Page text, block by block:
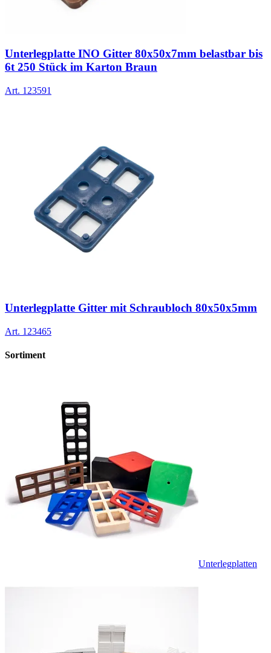
Unterlegplatte INO Gitter 80x50x7mm belastbar bis
6t 250 Stück im Karton Braun
Art. 123591
Unterlegplatte Gitter mit Schraubloch 80x50x5mm
Art. 123465
Sortiment
Unterlegplatten